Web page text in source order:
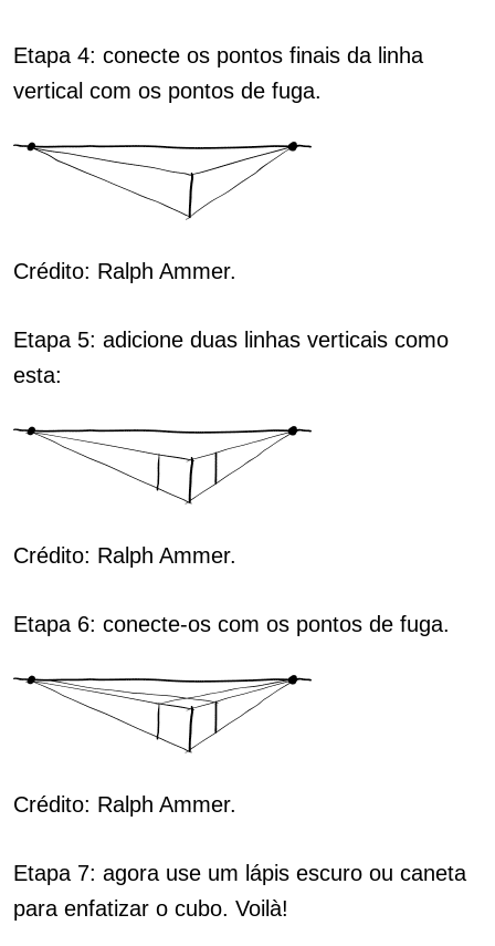
Etapa 4: conecte os pontos finais da linha
vertical com os pontos de fuga.
Crédito: Ralph Ammer.
Etapa 5: adicione duas linhas verticais como
esta:
Crédito: Ralph Ammer.
Etapa 6: conecte-os com os pontos de fuga.
Crédito: Ralph Ammer.
Etapa 7: agora use um lápis escuro ou caneta
para enfatizar o cubo. Voilà!